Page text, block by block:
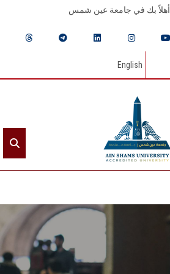
أهلاً بك في جامعة عين شمس
English
الرئيسيـة
عن الجامعة